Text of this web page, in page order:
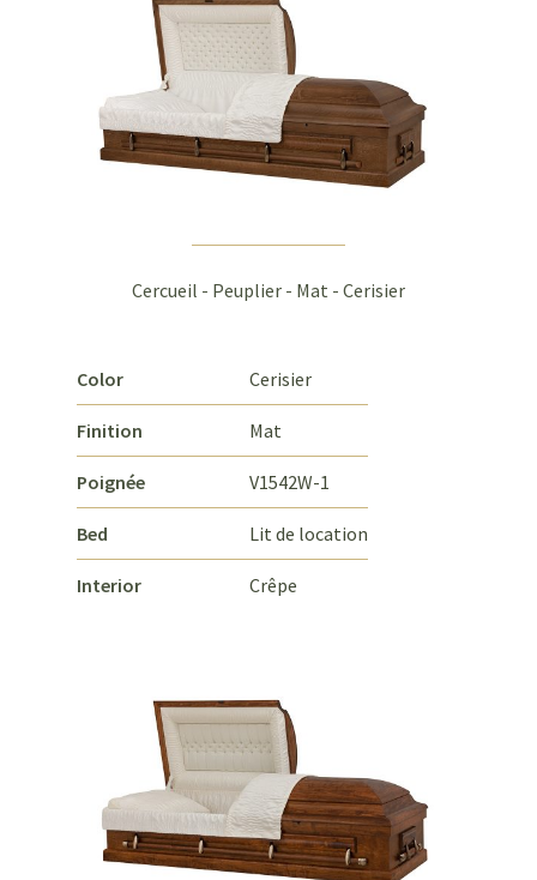
Cercueil - Peuplier - Mat - Cerisier
Color Cerisier
Finition Mat
Poignée V1542W-1
Bed Lit de location
Interior Crêpe